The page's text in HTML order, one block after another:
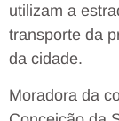
utilizam a
transporte da
da cidade.
Moradora da